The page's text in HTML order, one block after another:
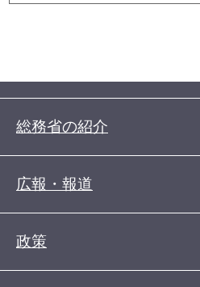
総務省の紹介
広報・報道
政策